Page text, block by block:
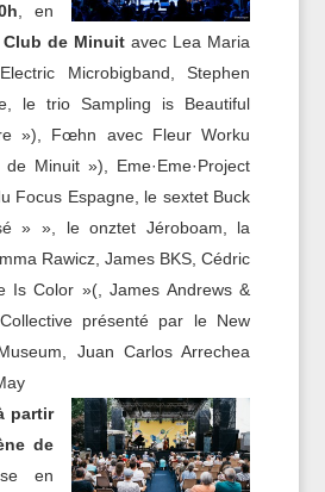
, en
Club de Minuit avec Lea Maria
Microbigband, Stephen
le trio Sampling is Beautiful
»), Fœhn avec Fleur Worku
Minuit »), Eme·Eme·Project
Focus Espagne, le sextet Buck
» », le onztet Jéroboam, la
Rawicz, James BKS, Cédric
Is Color »(, James Andrews &
présenté par le New
Juan Carlos Arrechea
partir
de
en